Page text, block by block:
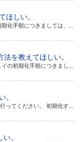
しい。
以下をご確認ください。 ホームゲートウェイの初期化手順につきましては、2通りの方法があります。以下のいずれかの方法にて初期化を行ってください。 更新ボタンを使用しての初期化方法 クイック設定webを使用しての初期化の方法 […]
を教えてほしい。
以下の内容をご確認ください。 ホームゲートウェイの初期化手順につきましては、二通りの方法があります。以下のいずれかの方法にて初期化を行ってください。 画像はBL170HVの物ですが、BL172HVでも同じ方法です。 更新 […]
。
注意事項をご確認のうえ、以下の方法で初期化を行ってください。 初期化すると、それまでに設定した値はすべて消去され、工場出荷状態に戻ります。 機器に設定した@nifty IDやパスワードなどの認証情報もすべて消去されます。 […]
。